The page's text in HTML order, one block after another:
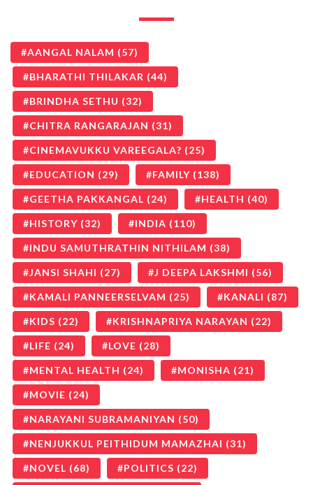
AANGAL NALAM (57)
BHARATHI THILAKAR (44)
BRINDHA SETHU (32)
CHITRA RANGARAJAN (31)
CINEMAVUKKU VAREEGALA? (25)
EDUCATION (29) FAMILY (138)
GEETHA PAKKANGAL (24) HEALTH (40)
HISTORY (32) INDIA (110)
INDU SAMUTHRATHIN NITHILAM (38)
JANSI SHAHI (27) J DEEPA LAKSHMI (56)
KAMALI PANNEERSELVAM (25) KANALI (87)
KIDS (22) KRISHNAPRIYA NARAYAN (22)
LIFE (24) LOVE (28)
MENTAL HEALTH (24) MONISHA (21)
MOVIE (24)
NARAYANI SUBRAMANIYAN (50)
NENJUKKUL PEITHIDUM MAMAZHAI (31)
NOVEL (68) POLITICS (22)